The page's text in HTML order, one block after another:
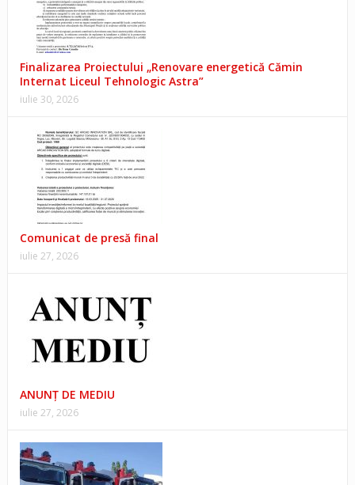
Finalizarea Proiectului „Renovare energetică Cămin
Internat Liceul Tehnologic Astra”
iulie 30, 2026
Comunicat de presă final
iulie 27, 2026
ANUNŢ DE MEDIU
iulie 27, 2026